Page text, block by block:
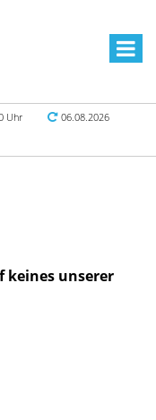
Uhr
06.08.2026
keines unserer